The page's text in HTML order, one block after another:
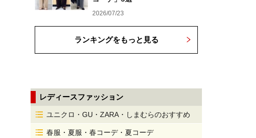
2026/07/23
ランキングをもっと見る
レディースファッション
ユニクロ・GU・ZARA・しまむらのおすすめ
春服・夏服・春コーデ・夏コーデ